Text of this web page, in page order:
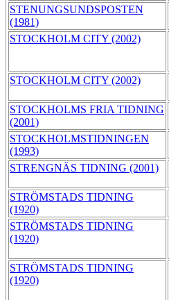
STENUNGSUNDSPOSTEN
(1981)
STOCKHOLM CITY (2002)
STOCKHOLM CITY (2002)
STOCKHOLMS FRIA TIDNING
(2001)
STOCKHOLMSTIDNINGEN
(1993)
STRENGNÄS TIDNING (2001)
STRÖMSTADS TIDNING
(1920)
STRÖMSTADS TIDNING
(1920)
STRÖMSTADS TIDNING
(1920)